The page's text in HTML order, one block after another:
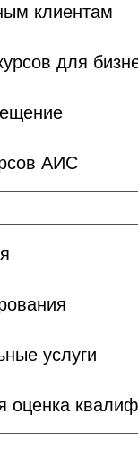
клиентам
для
АИС
услуги
оценка